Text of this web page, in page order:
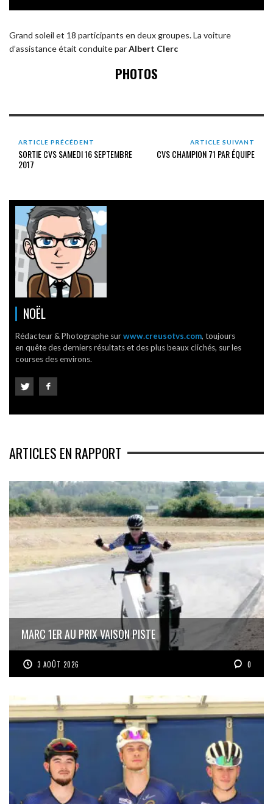
Grand soleil et 18 participants en deux groupes. La voiture
d’assistance était conduite parAlbert Clerc
PHOTOS
ARTICLE PRÉCÉDENT
SORTIE CVS SAMEDI 16 SEPTEMBRE
2017
ARTICLE SUIVANT
CVS CHAMPION 71 PAR ÉQUIPE
NOËL
Rédacteur & Photographe surwww.creusotvs.com, toujours
en quête des derniers résultats et des plus beaux clichés, sur les
courses des environs.
ARTICLES EN RAPPORT
MARC 1ER AU PRIX VAISON PISTE
3 AOÛT 2026 0